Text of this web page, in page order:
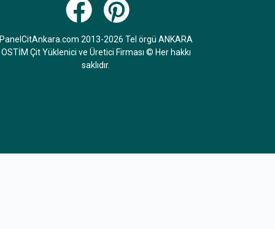
PanelCitAnkara.com 2013-2026 Tel örgü ANKARA
OSTİM Çit Yüklenici ve Üretici Firması © Her hakkı
saklıdır.